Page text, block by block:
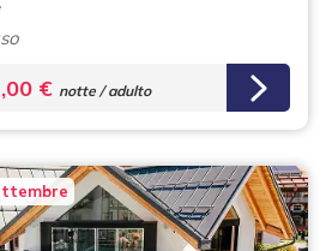
,00 € notte / adulto